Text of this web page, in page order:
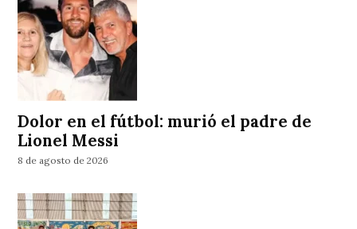
Dolor en el fútbol: murió el padre de
Lionel Messi
8 de agosto de 2026